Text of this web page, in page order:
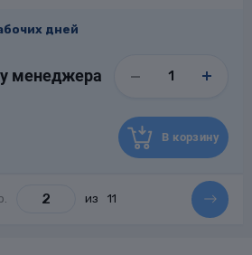
12 месяцев со дня ввода в
месяцев со дня отгрузки
потребителю
10
9.9
дней
менеджера
В корзину
из 11